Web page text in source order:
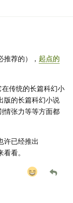
荐的）， 起点的
传统的长篇科幻小
版的长篇科幻小说
情张力等等方面都
许已经推出
看。